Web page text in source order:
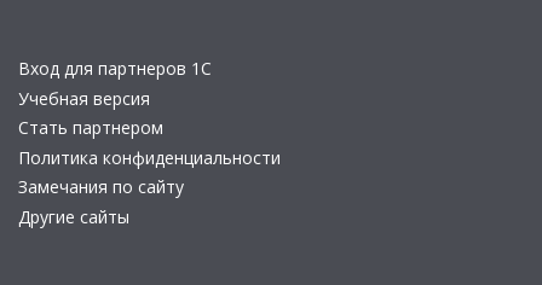
Вход для партнеров 1С
Учебная версия
Стать партнером
Политика конфиденциальности
Замечания по сайту
Другие сайты